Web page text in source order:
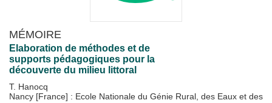
MÉMOIRE
Elaboration de méthodes et de
supports pédagogiques pour la
découverte du milieu littoral
T. Hanocq
Nancy [France] : Ecole Nationale du Génie Rural, des Eaux et des